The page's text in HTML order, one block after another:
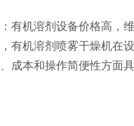
有机溶剂设备价格高，
有机溶剂喷雾干燥机在
成本和操作简便性方面具